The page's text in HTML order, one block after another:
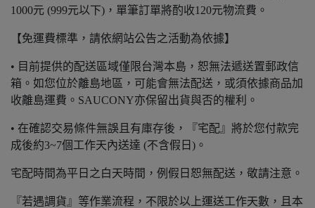
1000元 (999元以下)，單筆訂單將酌收120元物流費。
【免運費標準，請依網站公告之活動為依據】
• 目前提供的配送區域僅限台灣本島，恕無法遞送置郵政信
箱。如您位於離島地區，可能會無法配送，或須依據商品加
收離島運費。SAUCONY亦保留出貨與否的權利。
• 在確認交易條件無誤且有庫存後，『宅配』將於您付款完
成後約3~7個工作天內送達 (不含假日)。
宅配時間為平日之白天時間，例假日恕無配送，敬請注意。
『若遇調貨』等作業流程，不限於以上運送工作天數，且本